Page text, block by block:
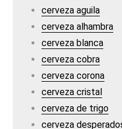
cerveza aguila
cerveza alhambra
cerveza blanca
cerveza cobra
cerveza corona
cerveza cristal
cerveza de trigo
cerveza